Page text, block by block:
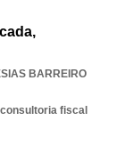
BARREIRO
fiscal